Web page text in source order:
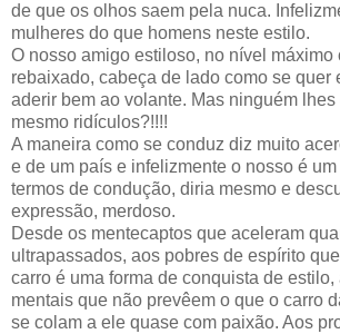
de que os olhos saem pela nuca.
mulheres do que homens neste estilo.
O nosso amigo estiloso, no nível máximo
rebaixado, cabeça de lado como se quer
aderir bem ao volante. Mas ninguém
mesmo ridículos?!!!!
A maneira como se conduz diz muito
e de um país e infelizmente o nosso é
termos de condução, diria mesmo e
expressão, merdoso.
Desde os mentecaptos que aceleram
ultrapassados, aos pobres de espírito
carro é uma forma de conquista de
mentais que não prevêem o que o carro
se colam a ele quase com paixão. Aos